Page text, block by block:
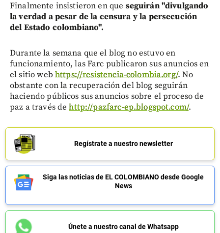
Finalmente insistieron en que seguirán "divulgando
la verdad a pesar de la censura y la persecución
del Estado colombiano".
Durante la semana que el blog no estuvo en
funcionamiento, las Farc publicaron sus anuncios en
el sitio web https://resistencia-colombia.org/. No
obstante con la recuperación del blog seguirán
haciendo públicos sus anuncios sobre el proceso de
paz a través dehttp://pazfarc-ep.blogspot.com/.
Regístrate a nuestro newsletter
Siga las noticias de EL COLOMBIANO desde Google
News
Únete a nuestro canal de Whatsapp